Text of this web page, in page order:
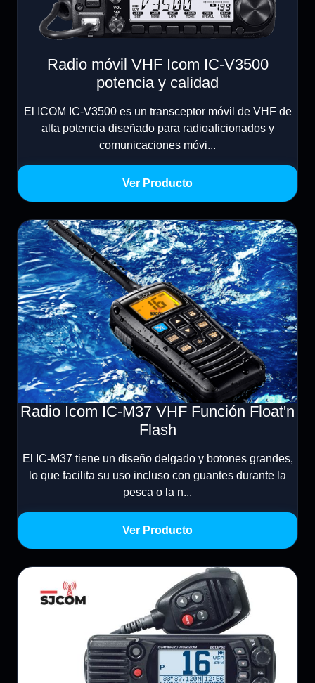
Radio móvil VHF Icom IC-V3500
potencia y calidad
El ICOM IC-V3500 es un transceptor móvil de VHF de
alta potencia diseñado para radioaficionados y
comunicaciones móvi...
Ver Producto
Radio Icom IC-M37 VHF Función Float'n
Flash
El IC-M37 tiene un diseño delgado y botones grandes,
lo que facilita su uso incluso con guantes durante la
pesca o la n...
Ver Producto